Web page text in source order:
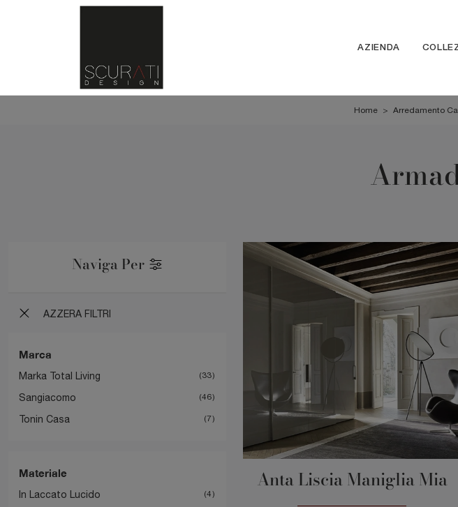
AZIENDA
Home > Arredamento
Naviga Per
AZZERA FILTRI
Marca
Marka Total Living 33
Sangiacomo 46
Tonin Casa 7
Materiale
In Laccato Lucido 4
Anta Liscia Maniglia Mia